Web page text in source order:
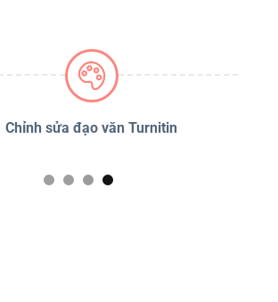
Chỉnh sửa đạo văn Turnitin